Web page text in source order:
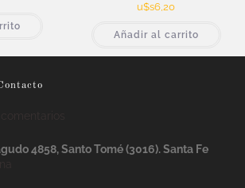
u$s6,20
Añadir al carrito
4858, Santo Tomé (3016). Santa Fe